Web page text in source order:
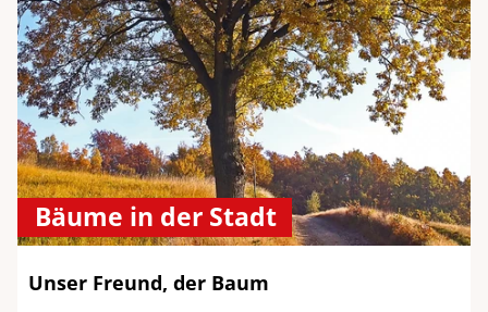
Bäume in der Stadt
Unser Freund, der Baum